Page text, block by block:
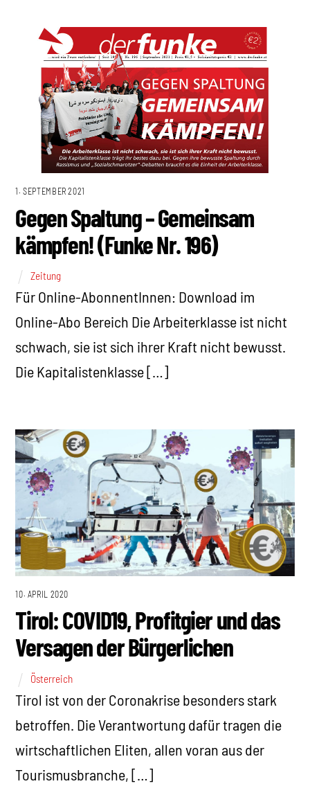
1. SEPTEMBER 2021
Gegen Spaltung – Gemeinsam
kämpfen! (Funke Nr. 196)
Zeitung
Für Online-AbonnentInnen: Download im
Online-Abo Bereich Die Arbeiterklasse ist nicht
schwach, sie ist sich ihrer Kraft nicht bewusst.
Die Kapitalistenklasse […]
10. APRIL 2020
Tirol: COVID19, Profitgier und das
Versagen der Bürgerlichen
Österreich
Tirol ist von der Coronakrise besonders stark
betroffen. Die Verantwortung dafür tragen die
wirtschaftlichen Eliten, allen voran aus der
Tourismusbranche, […]